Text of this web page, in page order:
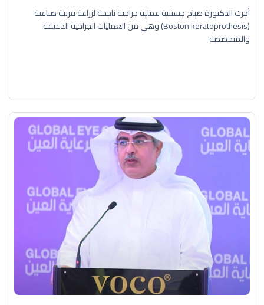
أجرت الدكتورة صباح جستنية عملية جراحية ناجحة لزراعة قرنية صناعية
(Boston keratoprothesis) وهي من العمليات الجراحية الدقيقة
والمتخصصة